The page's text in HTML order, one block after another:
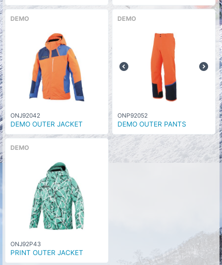
DEMO
ONJ92042
DEMO OUTER JACKET
DEMO
ONP92052
DEMO OUTER PANTS
DEMO
ONJ92P43
PRINT OUTER JACKET